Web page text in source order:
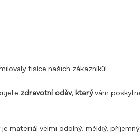
tisíce našich zákazníků!
zdravotní oděv, kterývám
materiál velmi odolný, měkký,